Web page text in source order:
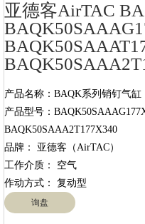
亚德客AirTAC
产品名称：BAQK系列销钉气缸
产品型号：
BAQK50SAAA2T177X340
品牌： 亚德客（AirTAC）
工作介质： 空气
询盘